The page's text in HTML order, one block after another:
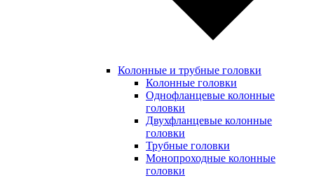
Колонные и трубные головки
Колонные головки
Однофланцевые колонные
головки
Двухфланцевые колонные
головки
Трубные головки
Монопроходные колонные
головки